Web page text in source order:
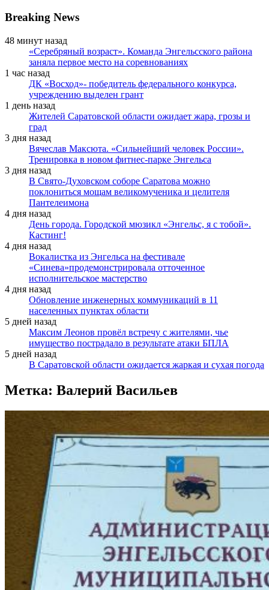
Breaking News
48 минут назад
«Серебряный возраст». Команда Энгельсского района
заняла первое место на соревнованиях
1 час назад
ДК «Восход»- победитель федерального конкурса,
учреждению выделен грант
1 день назад
Жителей Саратовской области ожидает жара, грозы и
град
3 дня назад
Вячеслав Максюта. «Сильнейший человек России».
Тренировка в новом фитнес-парке Энгельса
3 дня назад
В Свято-Духовском соборе Саратова можно
поклониться мощам великомученика и целителя
Пантелеимона
4 дня назад
День города. Городской мюзикл «Энгельс, я с тобой».
Кастинг!
4 дня назад
Вокалистка из Энгельса на фестивале
«Синева»продемонстрировала отточенное
исполнительское мастерство
4 дня назад
Обновление инженерных коммуникаций в 11
населенных пунктах области
5 дней назад
Максим Леонов провёл встречу с жителями, чье
имущество пострадало в результате атаки БПЛА
5 дней назад
В Саратовской области ожидается жаркая и сухая погода
Метка: Валерий Васильев